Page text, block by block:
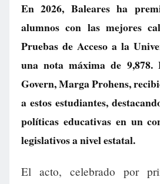
En 2026, Baleares ha
alumnos con las mejores
Pruebas de Acceso a la
una nota máxima de 9,878.
Govern, Marga Prohens,
a estos estudiantes,
políticas educativas en un
legislativos a nivel estatal.
El acto, celebrado por